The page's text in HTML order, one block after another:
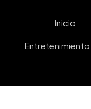
Inicio
Entretenimiento